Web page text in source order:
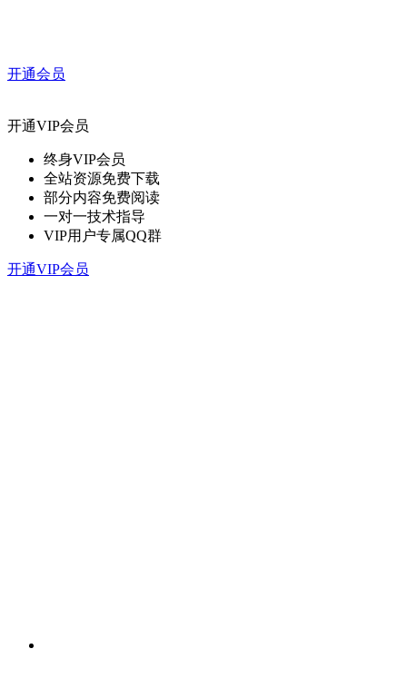
开通会员
开通VIP会员
终身VIP会员
全站资源免费下载
部分内容免费阅读
一对一技术指导
VIP用户专属QQ群
开通VIP会员